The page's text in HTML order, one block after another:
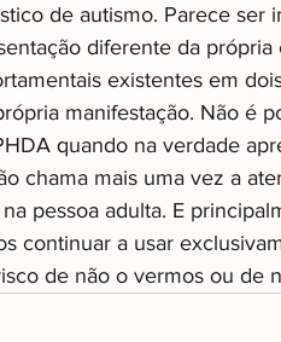
de autismo. Parece ser
diferente da
existentes em
manifestação. Não é
quando na verdade
chama mais uma vez a
pessoa adulta. E
continuar a usar
de não o vermos ou de